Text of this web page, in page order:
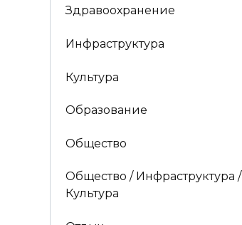
Здравоохранение
Инфраструктура
Культура
Образование
Общество
Общество / Инфраструктура /
Культура